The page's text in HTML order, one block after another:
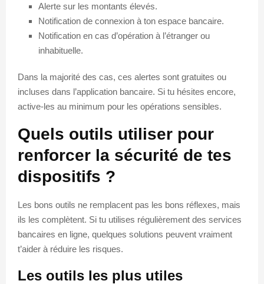
Alerte sur les montants élevés.
Notification de connexion à ton espace bancaire.
Notification en cas d’opération à l’étranger ou
inhabituelle.
Dans la majorité des cas, ces alertes sont gratuites ou
incluses dans l’application bancaire. Si tu hésites encore,
active-les au minimum pour les opérations sensibles.
Quels outils utiliser pour
renforcer la sécurité de tes
dispositifs ?
Les bons outils ne remplacent pas les bons réflexes, mais
ils les complètent. Si tu utilises régulièrement des services
bancaires en ligne, quelques solutions peuvent vraiment
t’aider à réduire les risques.
Les outils les plus utiles